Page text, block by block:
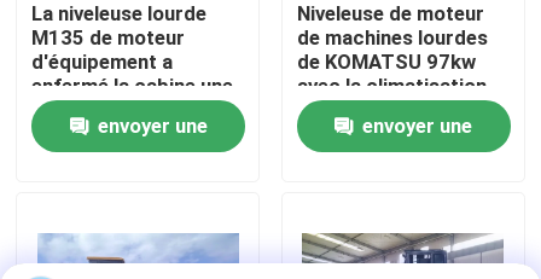
Nouvelles
Les affaires
Mini Crawler Excavator
La niveleuse lourde
M135 de moteur
d'équipement a
enfermé la cabine une
garantie d'an
envoyer une
Niveleuse de moteur
de machines lourdes
de KOMATSU 97kw
avec la climatisation
envoyer une